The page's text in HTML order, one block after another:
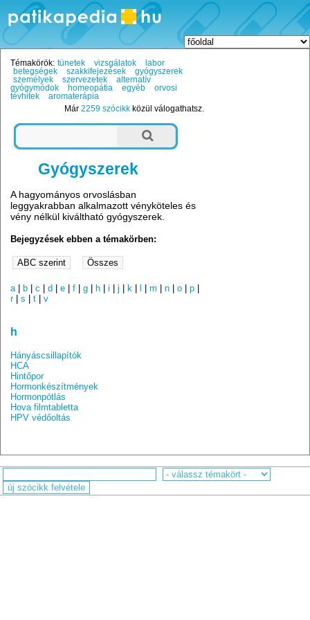
Témakörök: tünetek vizsgálatok
labor
betegségek
szakkifejezések
gyógyszerek
személyek
szervezetek
alternatív
gyógymódok
homeopátia egyéb
orvosi
tévhitek
aromaterápia
Már2259 szócikk közül válogathatsz.
Gyógyszerek
A hagyományos orvoslásban
leggyakrabban alkalmazott vényköteles és
vény nélkül kiváltható gyógyszerek.
Bejegyzések ebben a témakörben:
a| b |c |d |e |f |g h |i |j k |m |n |o |p
r|s |t |v
h
Hányáscsillapítók
HCA
Hintőpor
Hormonkészítmények
Hormonpótlás
Hova filmtabletta
HPV védőoltás